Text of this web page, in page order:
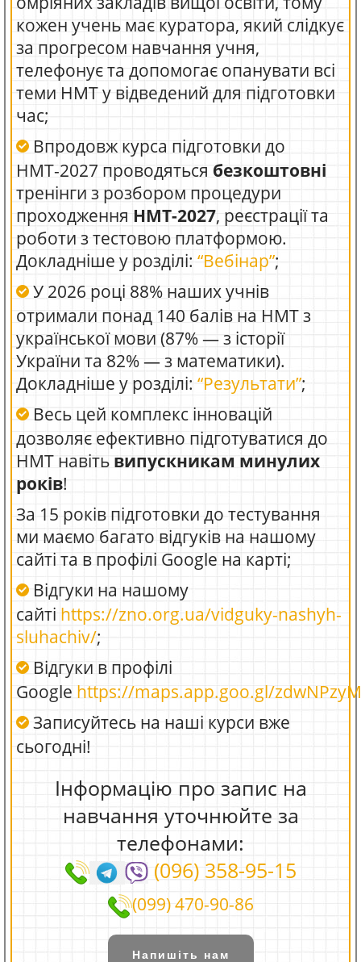
кожен учень має куратора, який слідкує
за прогресом навчання учня,
телефонує та допомогає опанувати всі
теми НМТ у відведений для підготовки
час;
Впродовж курса підготовки до
НМТ-2027 проводяться безкоштовні
тренінги з розбором процедури
проходження НМТ-2027, реєстрації та
роботи з тестовою платформою.
Докладніше у розділі: “Вебінар”;
У 2026 році 88% наших учнів
отримали понад 140 балів на НМТ з
української мови (87% — з історії
України та 82% — з математики).
Докладніше у розділі: “Результати”;
Весь цей комплекс інновацій
дозволяє ефективно підготуватися до
НМТ навіть випускникам минулих
років!
За 15 років підготовки до тестування
ми маємо багато відгуків на нашому
сайті та в профілі Google на карті;
Відгуки на нашому
сайті https://zno.org.ua/vidguky-nashyh-
sluhachiv/;
Відгуки в профілі
Google https://maps.app.goo.gl/
Записуйтесь на наші курси вже
сьогодні!
Інформацію про запис на
навчання уточнюйте за
телефонами:
(096) 358-95-15
(099) 470-90-86
Напишіть нам